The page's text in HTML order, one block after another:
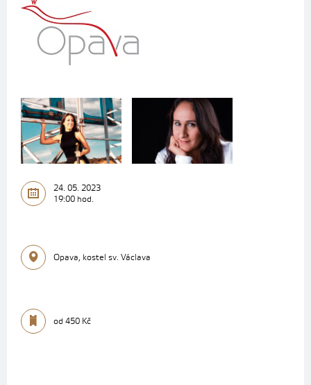
24. 05. 2023
19:00 hod.
Opava, kostel sv. Václava
od 450 Kč